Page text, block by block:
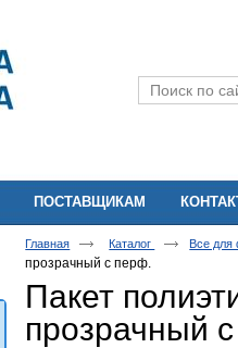
ПОСТАВЩИКАМ
Главная Каталог Все для
прозрачный с перф.
Пакет
прозрачный